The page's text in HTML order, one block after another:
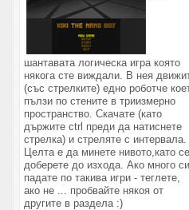
шантавата логическа игра която
някога сте виждали. В нея
(със стрелките) едно роботче
пълзи по стените в триизмерно
пространство. Скачате (като
държите ctrl преди да натиснете
стрелка) и стреляте с интервала.
Целта е да минете нивото,като
доберете до изхода. Ако много
падате по такива игри - теглете,
ако не ... пробвайте някоя от
другите в раздела :)